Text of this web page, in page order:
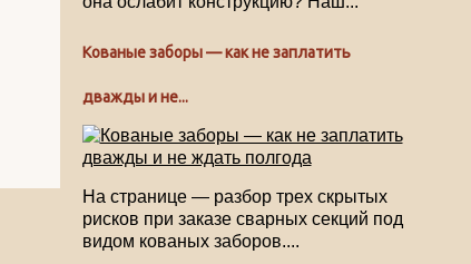
Кованые заборы — как не заплатить
дважды и не...
На странице — разбор трех скрытых
рисков при заказе сварных секций под
видом кованых заборов....